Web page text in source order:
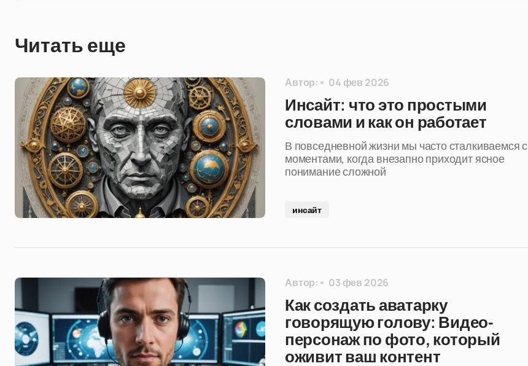
Читать еще
Автор: 04 фев 2026
Инсайт: что это простыми
словами и как он работает
В повседневной жизни мы часто сталкиваемся с
моментами, когда внезапно приходит ясное
понимание сложной
инсайт
Автор: 03 фев 2026
Как создать аватарку
говорящую голову: Видео-
персонаж по фото, который
оживит ваш контент